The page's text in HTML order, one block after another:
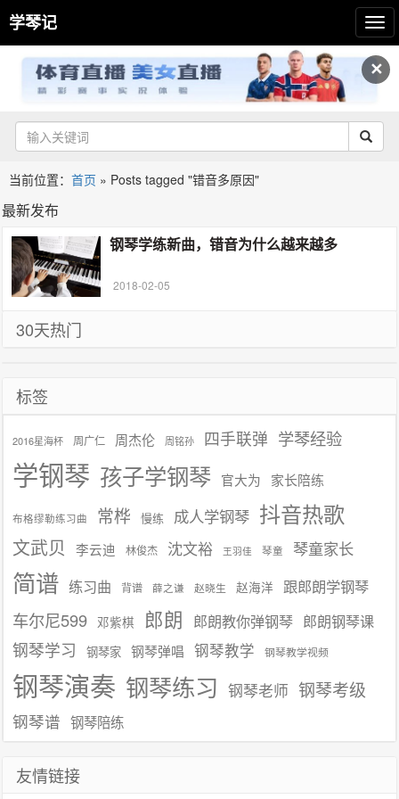
✕
学琴记
当前位置： 首页 » Posts tagged "错音多原因"
最新发布
钢琴学练新曲，错音为什么越来越多
2018-02-05
30天热门
标签
2016星海杯 周广仁 周杰伦 周铭孙 四手联弹 学琴经验
学钢琴 孩子学钢琴 官大为 家长陪练
布格缪勒练习曲 常桦 慢练 成人学钢琴 抖音热歌
文武贝 李云迪 林俊杰 沈文裕 王羽佳 琴童 琴童家长
简谱 练习曲 背谱 薛之谦 赵晓生 赵海洋 跟郎朗学钢琴
车尔尼599 邓紫棋 郎朗 郎朗教你弹钢琴 郎朗钢琴课
钢琴学习 钢琴家 钢琴弹唱 钢琴教学 钢琴教学视频
钢琴演奏 钢琴练习 钢琴老师 钢琴考级
钢琴谱 钢琴陪练
友情链接